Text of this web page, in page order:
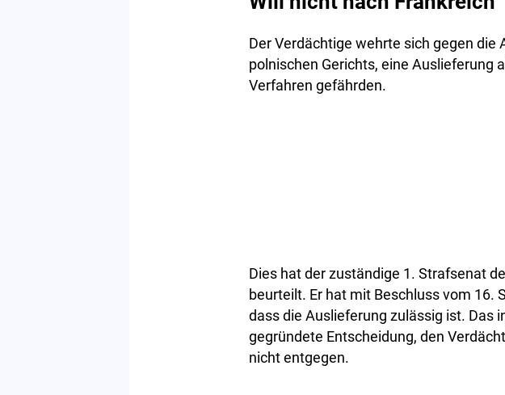
Der Verdächtige wehrte sich gegen
polnischen Gerichts, eine Auslieferung
Verfahren gefährden.
Dies hat der zuständige 1. Strafsenat
beurteilt. Er hat mit Beschluss vom 16.
dass die Auslieferung zulässig ist. Das
gegründete Entscheidung, den
nicht entgegen.